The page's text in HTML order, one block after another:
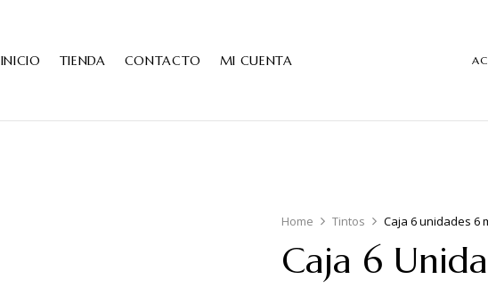
INICIO TIENDA CONTACTO MI CUENTA
Home Tintos Caja 6 unidades 6
Caja 6